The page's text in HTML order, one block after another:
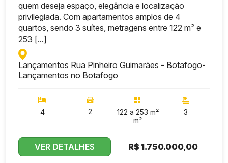
quem deseja espaço, elegância e localização
privilegiada. Com apartamentos amplos de 4
quartos, sendo 3 suítes, metragens entre 122 m² e
253 [...]
Lançamentos Rua Pinheiro Guimarães - Botafogo-
Lançamentos no Botafogo
4 2
122 a 253 m²
m²
3
VER DETALHES R$1.750.000,00